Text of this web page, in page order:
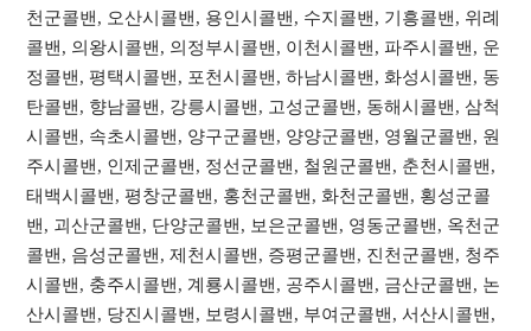
천군콜밴, 오산시콜밴, 용인시콜밴, 수지콜밴, 기흥콜밴, 위례
콜밴, 의왕시콜밴, 의정부시콜밴, 이천시콜밴, 파주시콜밴, 운
정콜밴, 평택시콜밴, 포천시콜밴, 하남시콜밴, 화성시콜밴, 동
탄콜밴, 향남콜밴, 강릉시콜밴, 고성군콜밴, 동해시콜밴, 삼척
시콜밴, 속초시콜밴, 양구군콜밴, 양양군콜밴, 영월군콜밴, 원
주시콜밴, 인제군콜밴, 정선군콜밴, 철원군콜밴, 춘천시콜밴,
태백시콜밴, 평창군콜밴, 홍천군콜밴, 화천군콜밴, 횡성군콜
밴, 괴산군콜밴, 단양군콜밴, 보은군콜밴, 영동군콜밴, 옥천군
콜밴, 음성군콜밴, 제천시콜밴, 증평군콜밴, 진천군콜밴, 청주
시콜밴, 충주시콜밴, 계룡시콜밴, 공주시콜밴, 금산군콜밴, 논
산시콜밴, 당진시콜밴, 보령시콜밴, 부여군콜밴, 서산시콜밴,